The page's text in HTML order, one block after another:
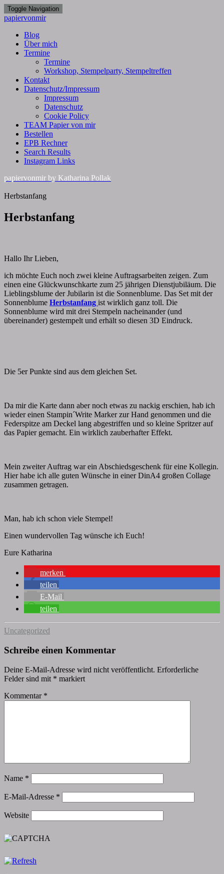
Toggle Navigation
papiervonmir
Blog
Über mich
Termine
Termine
Workshop, Stempelparty, Stempeltreffen
Kontakt
Datenschutz/Impressum
Impressum
Datenschutz
Cookie Policy
TEAM Papier von mir
Bestellen
EPB Rechner
Search Results
Instagram Links
papiervonmir by Katharina Pollak
Herbstanfang
Herbstanfang
Hallo Ihr Lieben,
ich möchte Euch noch zwei kleine Auftragsarbeiten zeigen. Zum
einen eine Glückwunschkarte zum 25 jährigen Dienstjubiläum. Die
Lieblingsblume der Jubilarin ist die Sonnenblume. Das Set mit der
Sonnenblume Herbstanfang ist wirklich ganz toll. Die
Sonnenblume wird mit drei Stempeln nacheinander (und
übereinander) gestempelt und erhält so diesen 3D Eindruck.
Die 5er Punkte sind aus dem gleichen Set.
Da mir die Karte dann aber noch etwas zu nackig erschien, hab ich
wieder einen Stampin´Write Marker zur Hand genommen und die
Federspitze am Deckel lang abgestriffen und so kleine Spritzer auf
das Papier gemacht. Ein wirklich zauberhafter Effekt.
Mein zweiter Auftrag war ein Abschiedsgeschenk für eine Kollegin.
Hier habe ich alle guten Wünsche in einer DinA4 großen Collage
zusammen getragen.
Man, hab ich schon viele Stempel!
Einen wundervollen Tag wünsche ich Euch!
Eure Katharina
merken
teilen
E-Mail
teilen
Uncategorized
Schreibe einen Kommentar
Deine E-Mail-Adresse wird nicht veröffentlicht. Erforderliche
Felder sind mit * markiert
Kommentar *
Name *
E-Mail-Adresse *
Website